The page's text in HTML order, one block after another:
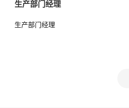
生产部门经理
生产部门经理